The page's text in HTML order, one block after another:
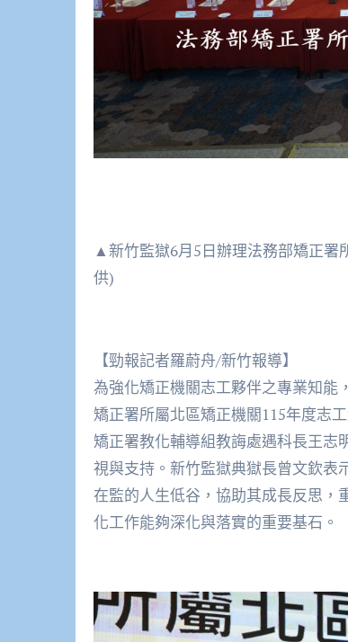
▲新竹監獄6月5日辦理法務部矯正署
供)
【勁報記者羅蔚舟/新竹報導】
為強化矯正機關志工夥伴之專業知能
矯正署所屬北區矯正機關115年度志
矯正署教化輔導組教誨處遇科長王志
視與支持。新竹監獄典獄長曾文欽表
在監的人生低谷，協助其成長反思，
化工作能夠深化與落實的重要基石。